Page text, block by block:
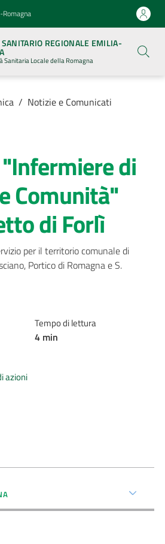
REGIONALE EMILIA-
Sanitaria Locale della Romagna
/ Notizie e Comunicati
di
Comunità"
di Forlì
per il territorio comunale di
Portico di Romagna e S.
Tempo di lettura
4 min
azioni